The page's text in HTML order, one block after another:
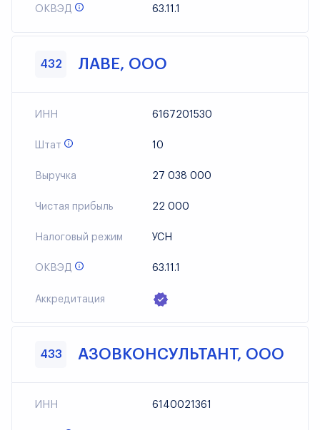
ОКВЭД 63.11.1
432 ЛАВЕ, ООО
ИНН 6167201530
Штат 10
Выручка 27 038 000
Чистая прибыль 22 000
Налоговый режим УСН
ОКВЭД 63.11.1
Аккредитация
433 АЗОВКОНСУЛЬТАНТ, ООО
ИНН 6140021361